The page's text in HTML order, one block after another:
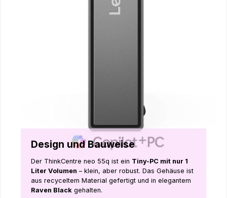
Design und Bauweise
Der ThinkCentre neo 55q ist ein Tiny-PC mit nur 1
Liter Volumen – klein, aber robust. Das Gehäuse ist
aus recyceltem Material gefertigt und in elegantem
Raven Black gehalten.